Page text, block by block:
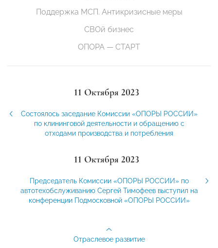
Поддержка МСП. Антикризисные меры
СВОй бизнес
ОПОРА — СТАРТ
11 Октября 2023
Состоялось заседание Комиссии «ОПОРЫ РОССИИ»
по клининговой деятельности и обращению с
отходами производства и потребления
11 Октября 2023
Председатель Комиссии «ОПОРЫ РОССИИ» по
автотехобслуживанию Сергей Тимофеев выступил на
конференции Подмосковной «ОПОРЫ РОССИИ»
Отраслевое развитие